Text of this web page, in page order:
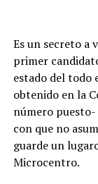
Es un secreto a
primer
estado del todo
obtenido en la
número puesto-
con que no
guarde un
Microcentro.